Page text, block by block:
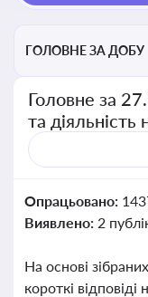
ГОЛОВНЕ ЗА ДОБУ
Головне за
та діяльність
Опрацьовано:
Виявлено: 2
На основі
короткі